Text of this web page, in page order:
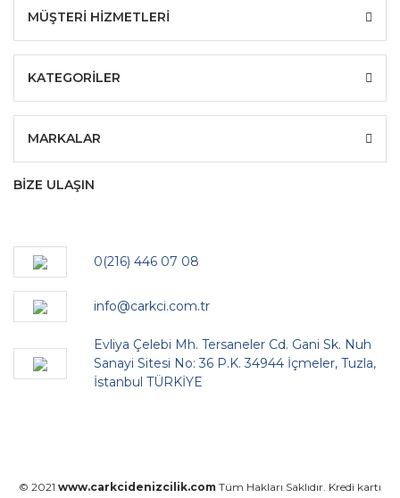
MÜŞTERİ HİZMETLERİ
KATEGORİLER
MARKALAR
BİZE ULAŞIN
0(216) 446 07 08
info@carkci.com.tr
Evliya Çelebi Mh. Tersaneler Cd. Gani Sk. Nuh
Sanayi Sitesi No: 36 P.K. 34944 İçmeler, Tuzla,
İstanbul TÜRKİYE
© 2021 www.carkcidenizcilik.com Tüm Hakları Saklıdır. Kredi kartı